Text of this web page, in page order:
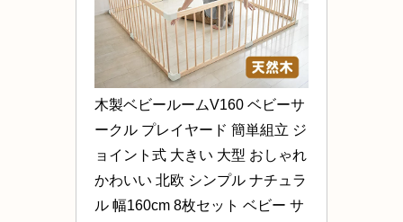
木製ベビールームV160 ベビーサ
ークル プレイヤード 簡単組立 ジ
ョイント式 大きい 大型 おしゃれ
かわいい 北欧 シンプル ナチュラ
ル 幅160cm 8枚セット ベビー サ